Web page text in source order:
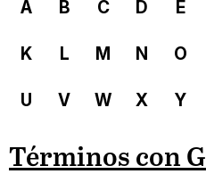
A B C D E
K L M N O
U V W X Y
Términos con G